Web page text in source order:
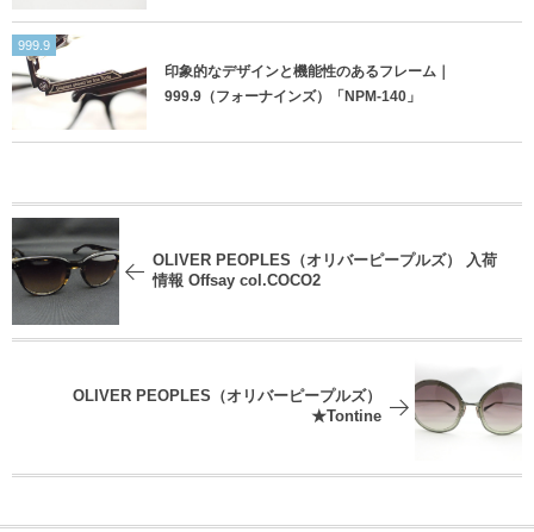
999.9
印象的なデザインと機能性のあるフレーム｜
999.9（フォーナインズ）「NPM-140」
OLIVER PEOPLES（オリバーピープルズ） 入荷
情報 Offsay col.COCO2
OLIVER PEOPLES（オリバーピープルズ）
★Tontine